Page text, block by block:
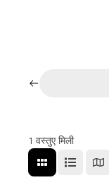
1 वस्तुए मिली